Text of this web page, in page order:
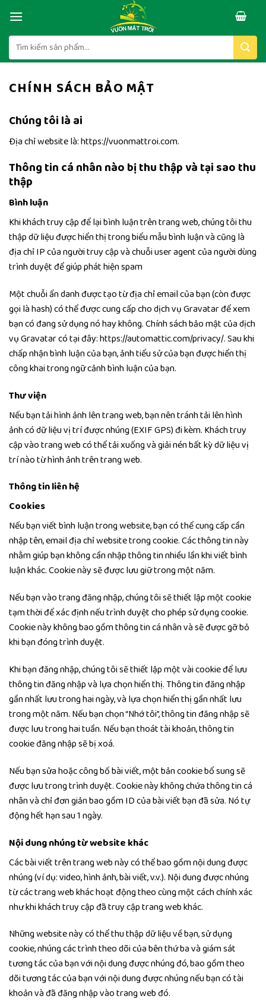
content
Tìm
kiếm:
CHÍNH SÁCH BẢO MẬT
Chúng tôi là ai
Địa chỉ website là: https://vuonmattroi.com.
Thông tin cá nhân nào bị thu thập và tại sao thu
thập
Bình luận
Khi khách truy cập để lại bình luận trên trang web, chúng tôi thu
thập dữ liệu được hiển thị trong biểu mẫu bình luận và cũng là
địa chỉ IP của người truy cập và chuỗi user agent của người dùng
trình duyệt để giúp phát hiện spam
Một chuỗi ẩn danh được tạo từ địa chỉ email của bạn (còn được
gọi là hash) có thể được cung cấp cho dịch vụ Gravatar để xem
bạn có đang sử dụng nó hay không. Chính sách bảo mật của dịch
vụ Gravatar có tại đây: https://automattic.com/privacy/. Sau khi
chấp nhận bình luận của bạn, ảnh tiểu sử của bạn được hiển thị
công khai trong ngữ cảnh bình luận của bạn.
Thư viện
Nếu bạn tải hình ảnh lên trang web, bạn nên tránh tải lên hình
ảnh có dữ liệu vị trí được nhúng (EXIF GPS) đi kèm. Khách truy
cập vào trang web có thể tải xuống và giải nén bất kỳ dữ liệu vị
trí nào từ hình ảnh trên trang web.
Thông tin liên hệ
Cookies
Nếu bạn viết bình luận trong website, bạn có thể cung cấp cần
nhập tên, email địa chỉ website trong cookie. Các thông tin này
nhằm giúp bạn không cần nhập thông tin nhiều lần khi viết bình
luận khác. Cookie này sẽ được lưu giữ trong một năm.
Nếu bạn vào trang đăng nhập, chúng tôi sẽ thiết lập một cookie
tạm thời để xác định nếu trình duyệt cho phép sử dụng cookie.
Cookie này không bao gồm thông tin cá nhân và sẽ được gỡ bỏ
khi bạn đóng trình duyệt.
Khi bạn đăng nhập, chúng tôi sẽ thiết lập một vài cookie để lưu
thông tin đăng nhập và lựa chọn hiển thị. Thông tin đăng nhập
gần nhất lưu trong hai ngày, và lựa chọn hiển thị gần nhất lưu
trong một năm. Nếu bạn chọn “Nhớ tôi”, thông tin đăng nhập sẽ
được lưu trong hai tuần. Nếu bạn thoát tài khoản, thông tin
cookie đăng nhập sẽ bị xoá.
Nếu bạn sửa hoặc công bố bài viết, một bản cookie bổ sung sẽ
được lưu trong trình duyệt. Cookie này không chứa thông tin cá
nhân và chỉ đơn giản bao gồm ID của bài viết bạn đã sửa. Nó tự
động hết hạn sau 1 ngày.
Nội dung nhúng từ website khác
Các bài viết trên trang web này có thể bao gồm nội dung được
nhúng (ví dụ: video, hình ảnh, bài viết, v.v.). Nội dung được nhúng
từ các trang web khác hoạt động theo cùng một cách chính xác
như khi khách truy cập đã truy cập trang web khác.
Những website này có thể thu thập dữ liệu về bạn, sử dụng
cookie, nhúng các trình theo dõi của bên thứ ba và giám sát
tương tác của bạn với nội dung được nhúng đó, bao gồm theo
dõi tương tác của bạn với nội dung được nhúng nếu bạn có tài
khoản và đã đăng nhập vào trang web đó.